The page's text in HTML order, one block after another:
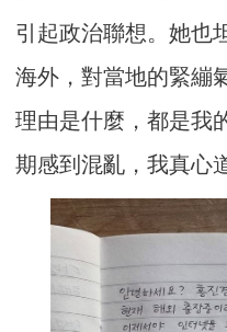
引起政治聯想。她也
海外，對當地的緊繃
理由是什麼，都是我
期感到混亂，我真心